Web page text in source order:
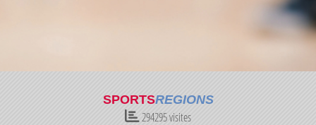
SPORTSREGIONS
294295visites